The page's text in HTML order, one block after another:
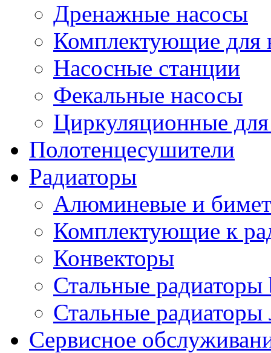
Дренажные насосы
Комплектующие для
Насосные станции
Фекальные насосы
Циркуляционные для
Полотенцесушители
Радиаторы
Алюминевые и
Комплектующие к
Конвекторы
Стальные радиаторы
Стальные радиаторы
Сервисное